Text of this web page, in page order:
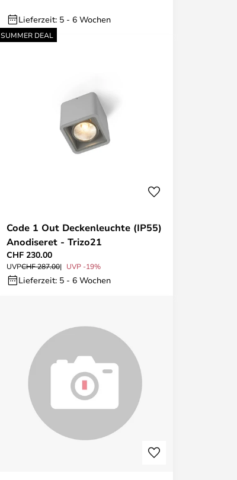
Lieferzeit: 5 - 6 Wochen
SUMMER DEAL
Code 1 Out Deckenleuchte (IP55)
Anodiseret - Trizo21
CHF 230.00
UVPCHF 287.00 UVP -19%
Lieferzeit: 5 - 6 Wochen